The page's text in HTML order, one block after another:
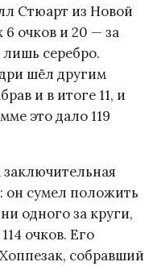
Стюарт из Новой
очков и 20 — за
лишь серебро.
шёл другим
и в итоге 11, и
это дало 119
он сумел положить
одного за круги,
очков. Его
собравший